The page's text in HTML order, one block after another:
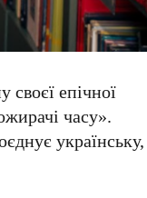
своєї епічної
часу».
українську,